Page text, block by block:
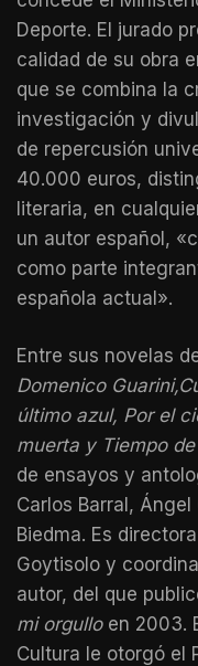
Deporte. El jurado
calidad de su obra
que se combina la
investigación y
de repercusión
40.000 euros,
literaria, en
un autor español,
como parte
española actual».
Entre sus novelas
Domenico
último azul, Por el
muerta y Tiempo
de ensayos y
Carlos Barral,
Biedma. Es
Goytisolo y
autor, del que
mi orgulloen 2003.
Cultura le otorgó el